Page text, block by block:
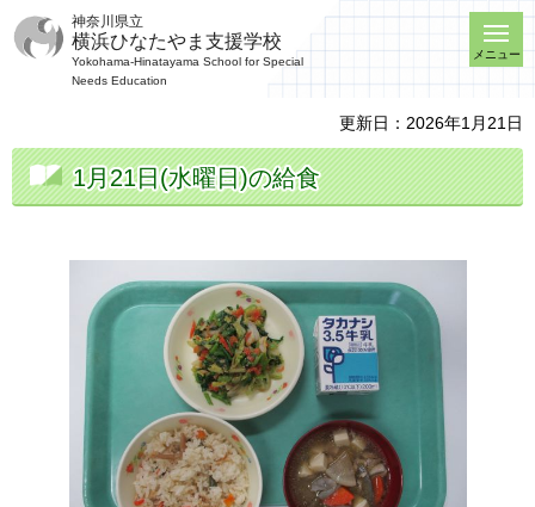
神奈川県立
横浜ひなたやま支援学校
Yokohama-Hinatayama School for Special
Needs Education
メニュー
更新日：2026年1月21日
1月21日(水曜日)の給食